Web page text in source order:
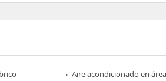
Aire acondicionado en